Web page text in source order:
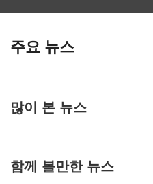
주요 뉴스
많이 본 뉴스
함께 볼만한 뉴스